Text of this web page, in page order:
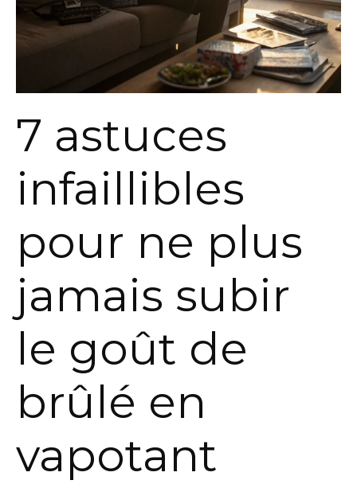
7 astuces
infaillibles
pour ne plus
jamais subir
le goût de
brûlé en
vapotant